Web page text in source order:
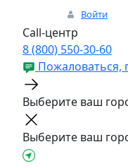
Войти
Call-центр
8 (800) 550-30-60
Пожаловаться,
Выберите ваш
Выберите ваш